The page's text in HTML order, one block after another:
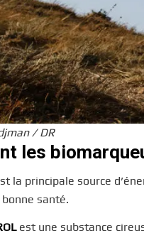
/ DR
les
la principale source
santé.
est une substance